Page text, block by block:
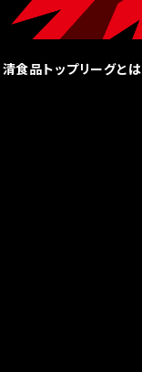
食品トップリーグとは